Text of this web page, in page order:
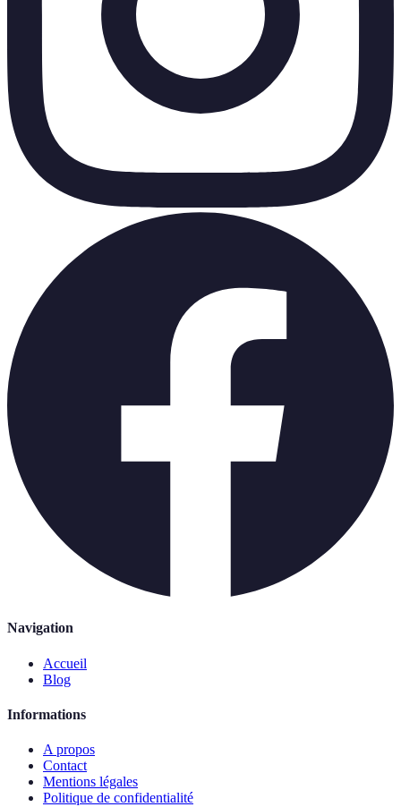
Navigation
Accueil
Blog
Informations
A propos
Contact
Mentions légales
Politique de confidentialité